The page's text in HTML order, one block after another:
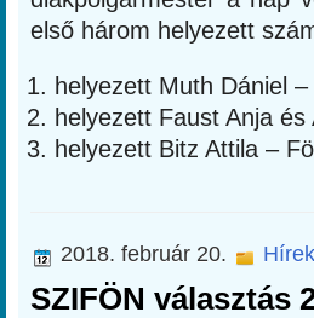
első három helyezett
helyezett Muth Dániel
helyezett Faust Anja
helyezett Bitz Attila –
2018. február 20. Hírek
SZIFÖN választás